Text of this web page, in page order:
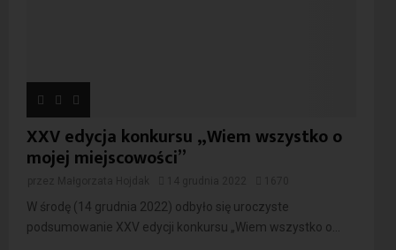
XXV edycja konkursu „Wiem wszystko o
mojej miejscowości”
W środę (14 grudnia 2022) odbyło się uroczyste
podsumowanie XXV edycji konkursu „Wiem wszystko o...